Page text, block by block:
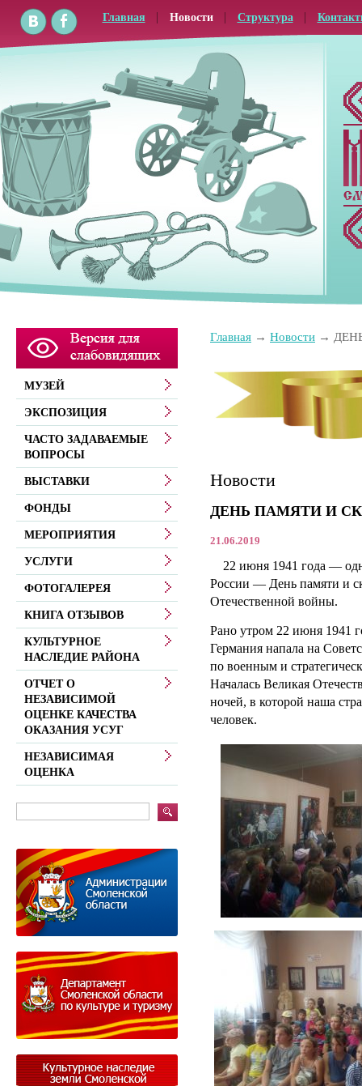
Главная Новости Структура
Главная Новости
Новости
ДЕНЬ ПАМЯТИ И
21.06.2019
22 июня 1941 года —
России — День памяти и
Отечественной войны.
Рано утром 22 июня 1941
Германия напала на
по военным и
Началась Великая
ночей, в которой наша
человек.
МУЗЕЙ
ЭКСПОЗИЦИЯ
ЧАСТО ЗАДАВАЕМЫЕ
ВОПРОСЫ
ВЫСТАВКИ
ФОНДЫ
МЕРОПРИЯТИЯ
УСЛУГИ
ФОТОГАЛЕРЕЯ
КНИГА ОТЗЫВОВ
КУЛЬТУРНОЕ
НАСЛЕДИЕ РАЙОНА
ОТЧЕТ О
НЕЗАВИСИМОЙ
ОЦЕНКЕ КАЧЕСТВА
ОКАЗАНИЯ УСУГ
НЕЗАВИСИМАЯ
ОЦЕНКА